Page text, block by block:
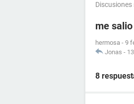
me
hermosa - 9
Jonas -
8